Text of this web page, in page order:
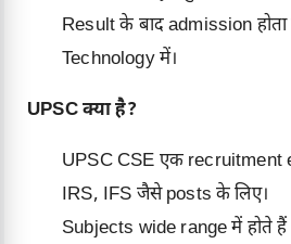
Result के बाद admission
Technology में।
UPSC क्या है?
UPSC CSE एक recruitment
IRS, IFS जैसे posts के लिए।
Subjects wide range में होते